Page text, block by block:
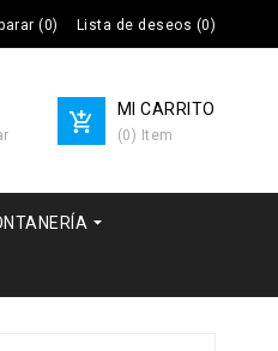
(0) Lista de deseos (0)

MI CARRITO
(0) Item
